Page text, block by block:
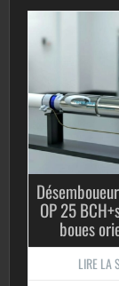
OP 25
boues
LIRE LA